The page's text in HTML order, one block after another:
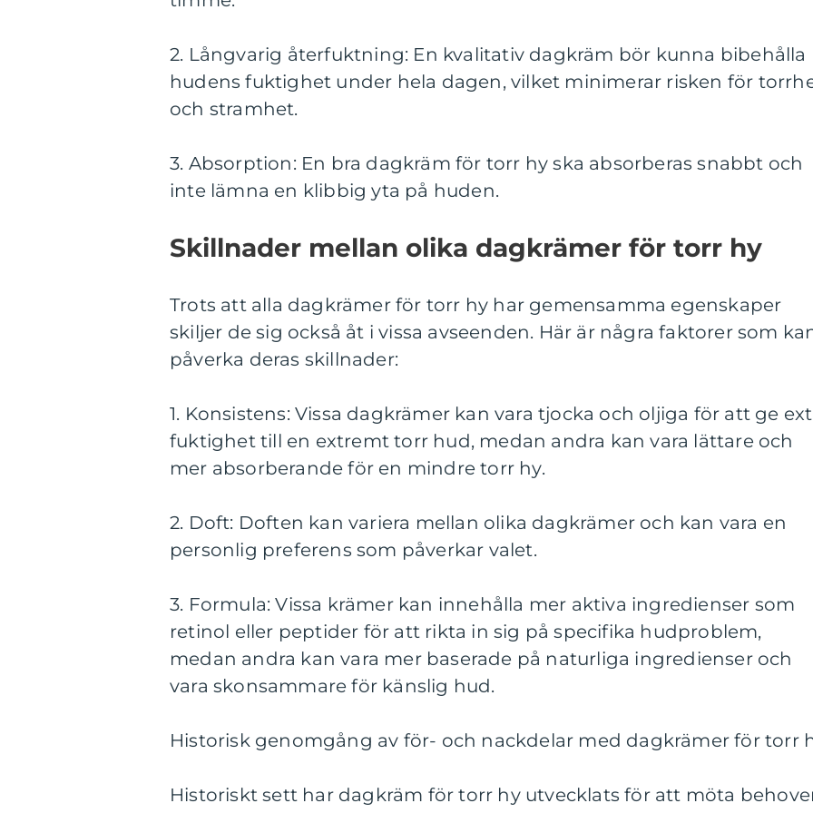
2. Långvarig återfuktning: En kvalitativ dagkräm bör kunna bibehålla
hudens fuktighet under hela dagen, vilket minimerar risken för
och stramhet.
3. Absorption: En bra dagkräm för torr hy ska absorberas snabbt och
inte lämna en klibbig yta på huden.
Skillnader mellan olika dagkrämer för torr hy
Trots att alla dagkrämer för torr hy har gemensamma egenskaper
skiljer de sig också åt i vissa avseenden. Här är några faktorer som
påverka deras skillnader:
1. Konsistens: Vissa dagkrämer kan vara tjocka och oljiga för att ge
fuktighet till en extremt torr hud, medan andra kan vara lättare och
mer absorberande för en mindre torr hy.
2. Doft: Doften kan variera mellan olika dagkrämer och kan vara en
personlig preferens som påverkar valet.
3. Formula: Vissa krämer kan innehålla mer aktiva ingredienser som
retinol eller peptider för att rikta in sig på specifika hudproblem,
medan andra kan vara mer baserade på naturliga ingredienser och
vara skonsammare för känslig hud.
Historisk genomgång av för- och nackdelar med dagkrämer för torr
Historiskt sett har dagkräm för torr hy utvecklats för att möta